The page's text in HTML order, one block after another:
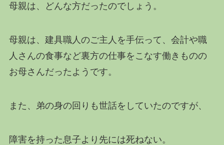
母親は、どんな方だったのでしょう。
母親は、建具職人のご主人を手伝って、会計や職
人さんの食事など裏方の仕事をこなす働きものの
お母さんだったようです。
また、弟の身の回りも世話をしていたのですが、
障害を持った息子より先には死ねない。